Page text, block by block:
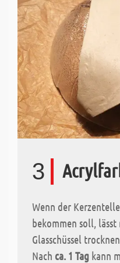
3
Wenn der
bekommen soll,
Glasschüssel
Nach ca. 1 Tag kann